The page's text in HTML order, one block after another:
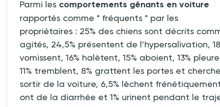
Parmi les comportements gênants en voiture
rapportés comme " fréquents " par les
propriétaires : 25% des chiens sont décrits
agités, 24,5% présentent de l’hypersalivation,
vomissent, 16% halètent, 15% aboient, 13%
11% tremblent, 8% grattent les portes et
sortir de la voiture, 6,5% lèchent
ont de la diarrhée et 1% urinent pendant le